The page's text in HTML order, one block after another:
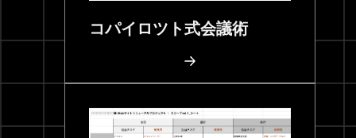
コパイロツト式会議術